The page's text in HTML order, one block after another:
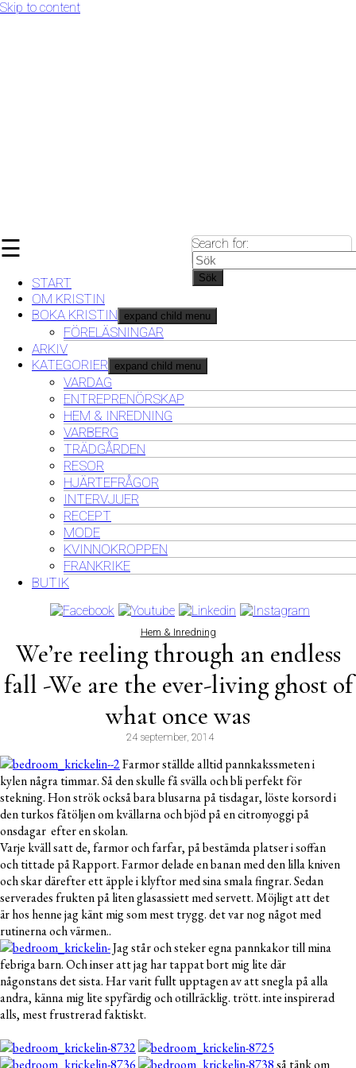
Skip to content
☰
START
OM KRISTIN
BOKA KRISTIN
expand child menu
FÖRELÄSNINGAR
ARKIV
KATEGORIER
expand child menu
VARDAG
ENTREPRENÖRSKAP
HEM & INREDNING
VARBERG
TRÄDGÅRDEN
RESOR
HJÄRTEFRÅGOR
INTERVJUER
RECEPT
MODE
KVINNOKROPPEN
FRANKRIKE
BUTIK
Search for:
Sök
Hem & Inredning
We’re reeling through an endless
fall -We are the ever-living ghost of
what once was
24 september, 2014
Farmor ställde alltid pannkakssmeten i
kylen några timmar. Så den skulle få svälla och bli perfekt för
stekning. Hon strök också bara blusarna på tisdagar, löste korsord i
den turkos fåtöljen om kvällarna och bjöd på en citronyoggi på
onsdagar efter en skolan.
Varje kväll satt de, farmor och farfar, på bestämda platser i soffan
och tittade på Rapport. Farmor delade en banan med den lilla kniven
och skar därefter ett äpple i klyftor med sina smala fingrar. Sedan
serverades frukten på liten glasassiett med servett. Möjligt att det
är hos henne jag känt mig som mest trygg. det var nog något med
rutinerna och värmen..
Jag står och steker egna pannkakor till mina
febriga barn. Och inser att jag har tappat bort mig lite där
någonstans det sista. Har varit fullt upptagen av att snegla på alla
andra, känna mig lite spyfärdig och otillräcklig. trött. inte inspirerad
alls, mest frustrerad faktiskt.